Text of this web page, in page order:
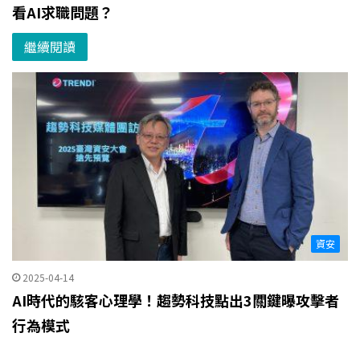
看AI求職問題？
繼續閱讀
資安
2025-04-14
AI時代的駭客心理學！趨勢科技點出3關鍵曝攻擊者
行為模式